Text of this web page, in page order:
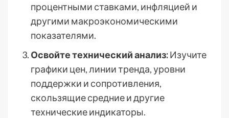
процентными ставками, инфляцией и
другими макроэкономическими
показателями.
Освойте технический анализ:Изучите
графики цен, линии тренда, уровни
поддержки и сопротивления,
скользящие средние и другие
технические индикаторы.